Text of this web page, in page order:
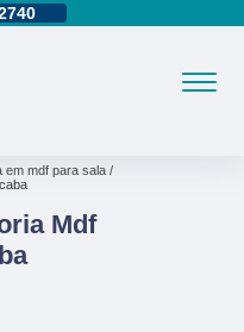
em mdf para sala
Mdf